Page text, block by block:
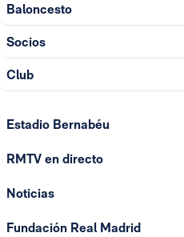
Baloncesto
Socios
Club
Estadio Bernabéu
RMTV en directo
Noticias
Fundación Real Madrid